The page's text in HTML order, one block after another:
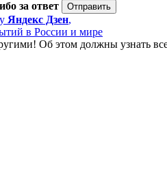
за ответ
Яндекс Дзен,
в России и мире
Об этом должны узнать